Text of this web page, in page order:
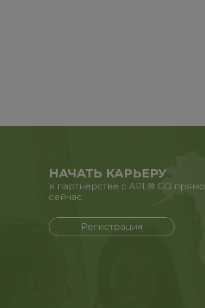
НАЧАТЬ КАРЬЕРУ
в партнерстве с APL® GO прямо
сейчас
Регистрация